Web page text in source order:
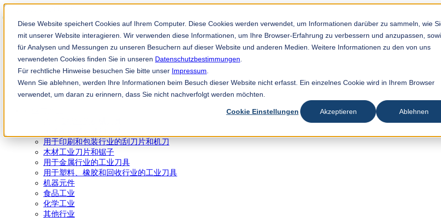
Diese Website speichert Cookies auf Ihrem Computer. Diese Cookies werden verwendet, um Informationen darüber zu sammeln, wie
mit unserer Website interagieren. Wir verwenden diese Informationen, um Ihre Browser-Erfahrung zu verbessern und anzupassen,
für Analysen und Messungen zu unseren Besuchern auf dieser Website und anderen Medien. Weitere Informationen zu den von uns
verwendeten Cookies finden Sie in unseren Datenschutzbestimmungen
Für rechtliche Hinweise besuchen Sie bitte unser Impressum
Wenn Sie ablehnen, werden Ihre Informationen beim Besuch dieser Website nicht erfasst. Ein einzelnes Cookie wird in Ihrem Browser
verwendet, um daran zu erinnern, dass Sie nicht nachverfolgt werden möchten.
Cookie Einstellungen Akzeptieren Ablehnen
TKM 应用程序
用于印刷和包装行业的刮刀片和机刀
木材工业刀片和锯子
用于金属行业的工业刀具
用于塑料、橡胶和回收行业的工业刀具
机器元件
食品工业
化学工业
其他行业